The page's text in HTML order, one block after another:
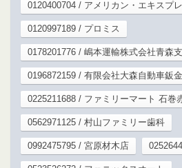
0120400704 / アメリカン・エキスプ
0120997189 / プロミス
0178201776 / 嶋本運輸株式会社青森
0196872159 / 有限会社大森自動車鈑
0225211688 / ファミリーマート 石巻
0562971125 / 村山ファミリー歯科
0992475795 / 宮原材木店